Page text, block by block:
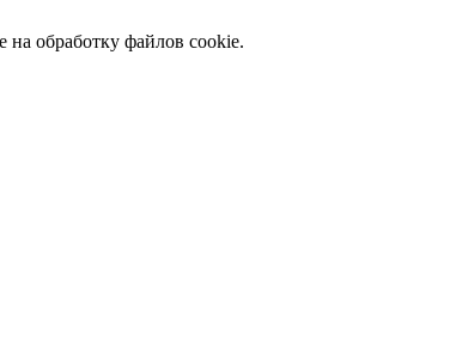
на обработку файлов cookie.